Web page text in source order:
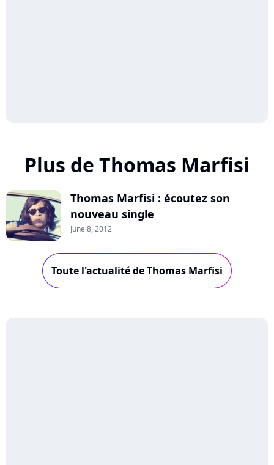
Plus de Thomas Marfisi
Thomas Marfisi : écoutez son
nouveau single
June 8, 2012
Toute l'actualité de Thomas Marfisi